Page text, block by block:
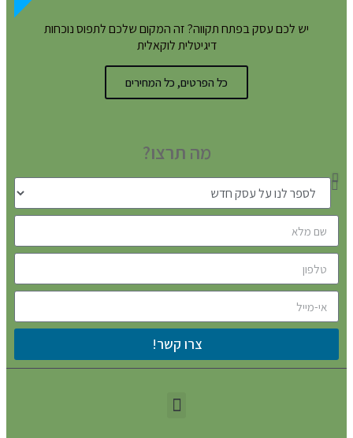
יש לכם עסק בפתח תקווה? זה המקום שלכם לתפוס נוכחות
דיגיטלית לוקאלית
כל הפרטים, כל המחירים
מה תרצו?
צרו קשר!